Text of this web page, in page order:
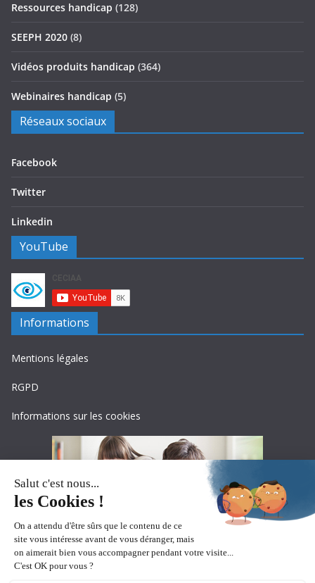
Ressources handicap (128)
SEEPH 2020 (8)
Vidéos produits handicap (364)
Webinaires handicap (5)
Réseaux sociaux
Facebook
Twitter
Linkedin
YouTube
Informations
Mentions légales
RGPD
Informations sur les cookies